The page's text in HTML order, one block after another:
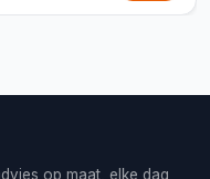
op maat, elke dag